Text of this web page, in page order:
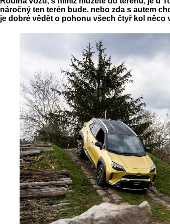
náročný ten terén bude, nebo zda s autem
je dobré vědět o pohonu všech čtyř kol